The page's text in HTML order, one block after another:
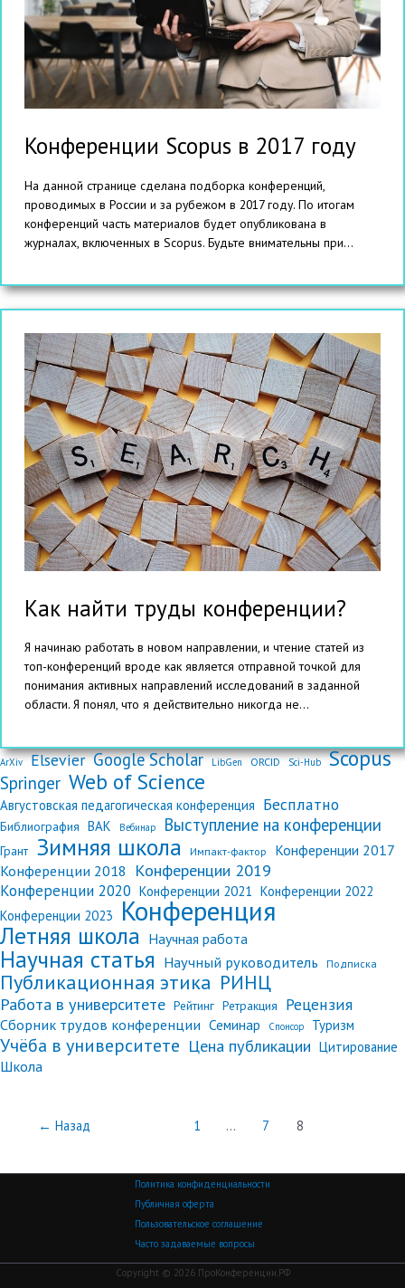
Конференции Scopus в 2017 году
На данной странице сделана подборка конференций,
проводимых в России и за рубежом в 2017 году. По итогам
конференций часть материалов будет опубликована в
журналах, включенных в Scopus. Будьте внимательны при...
Как найти труды конференции?
Я начинаю работать в новом направлении, и чтение статей из
топ-конференций вроде как является отправной точкой для
понимания активных направлений исследований в заданной
области. Я понял, что я действительно никогда не...
ArXiv Elsevier Google Scholar LibGen ORCID Sci-Hub Scopus
Springer Web of Science
Августовская педагогическая конференция Бесплатно
Библиография ВАК Вебинар Выступление на конференции
Грант Зимняя школа Импакт-фактор Конференции 2017
Конференции 2018 Конференции 2019
Конференции 2020 Конференции 2021 Конференции 2022
Конференции 2023
Конференция
Летняя школа Научная работа
Научная статья Научный руководитель Подписка
Публикационная этика РИНЦ
Работа в университете Рейтинг Ретракция Рецензия
Сборник трудов конференции Семинар Спонсор Туризм
Учёба в университете Цена публикации Цитирование
Школа
← Назад 1 … 7 8
Политика конфиденциальности
Публичная оферта
Пользовательское соглашение
Часто задаваемые вопросы
Copyright © 2026 ПроКонференции.РФ